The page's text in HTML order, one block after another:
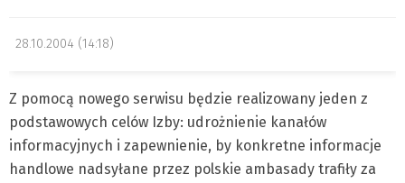
28.10.2004 (14:18)
Z pomocą nowego serwisu będzie realizowany jeden z
podstawowych celów Izby: udrożnienie kanałów
informacyjnych i zapewnienie, by konkretne informacje
handlowe nadsyłane przez polskie ambasady trafiły za